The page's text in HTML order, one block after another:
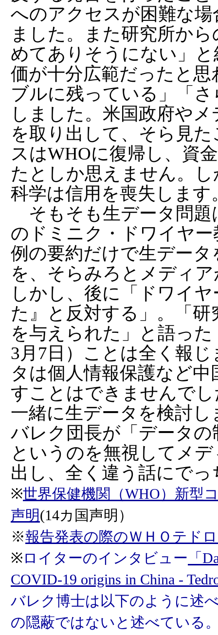
へのアクセスが困難な
ました。また研究所か
めてありそうにない」
価が十分広範だったと
ブルに残っている」「
しました。米国政府や
を取り出して、そら見
スはWHOに復帰し、資
たとしか思えません。
科学は信用を喪失します
そもそも生データ問題
のドミニク・ドワイヤ
例の要約だけで生デー
を、そらみろとメディ
しかし、後に「ドワイ
た』と反対する」。「
を与えられた」と語っ
3月7日）ことは全く報
タは個人情報保護など
すことはできませんで
一緒に生データを検討
バレク団長が「データ
というのを無視してメ
出し、全く違う話にで
※世界保健機関（WHO）新型
声明(14カ国声明）
※報告発表の際のＷＨＯテド
※ロイターのインタビュー 「
COVID-19 origins in China -
バレク博士は以下のように述
の隠蔽ではないと述べている